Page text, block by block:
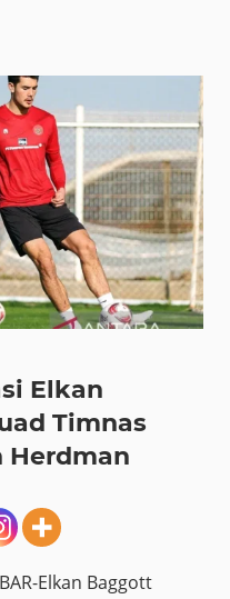
Elkan
Timnas
Herdman
Elkan Baggott